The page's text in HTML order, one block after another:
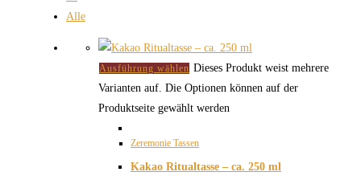
Alle
Ausführung wählen Dieses Produkt weist mehrere
Varianten auf. Die Optionen können auf der
Produktseite gewählt werden
Zeremonie Tassen
Kakao Ritualtasse – ca. 250 ml